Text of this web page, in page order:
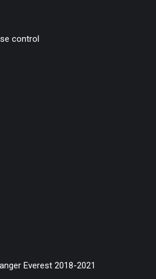
control
Everest 2018-2021